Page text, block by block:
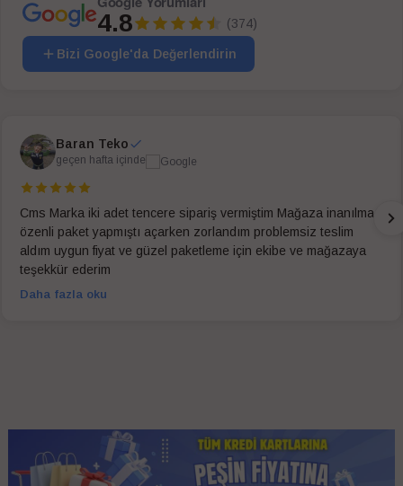
4.8 (374)
Bizi Google'da Değerlendirin
Baran Teko
geçen hafta içinde
Cms Marka iki adet tencere sipariş vermiştim Mağaza inanılmaz
özenli paket yapmıştı açarken zorlandım problemsiz teslim
aldım uygun fiyat ve güzel paketleme için ekibe ve mağazaya
teşekkür ederim
Daha fazla oku